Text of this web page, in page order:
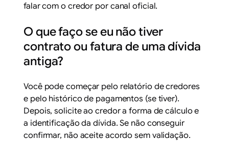
falar com o credor por canal oficial.
O que faço se eu não tiver
contrato ou fatura de uma dívida
antiga?
Você pode começar pelo relatório de credores
e pelo histórico de pagamentos (se tiver).
Depois, solicite ao credor a forma de cálculo e
a identificação da dívida. Se não conseguir
confirmar, não aceite acordo sem validação.